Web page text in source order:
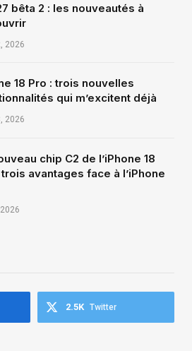
bêta 2 : les nouveautés à
2026
18 Pro : trois nouvelles
qui m’excitent déjà
2026
chip C2 de l’iPhone 18
trois avantages face à l’iPhone
Twitter
2.5K